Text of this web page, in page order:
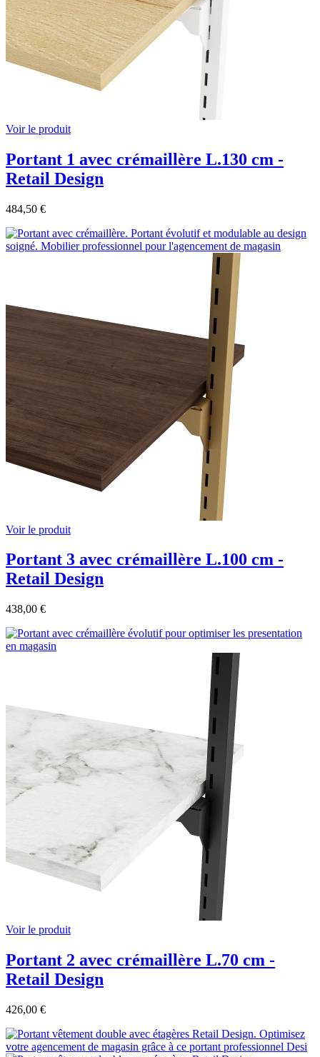
Voir le produit
Portant 1 avec crémaillère L.130 cm -
Retail Design
484,50 €
Voir le produit
Portant 3 avec crémaillère L.100 cm -
Retail Design
438,00 €
Voir le produit
Portant 2 avec crémaillère L.70 cm -
Retail Design
426,00 €